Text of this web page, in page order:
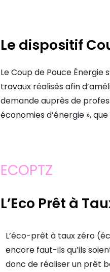
Le dispositif
Le Coup de Pouce
travaux réalisés afin
demande auprès de
économies d’énergie »,
ECOPTZ
L’Eco Prêt à
L’éco-prêt à taux zéro
encore faut-ils qu’ils
donc de réaliser un prêt